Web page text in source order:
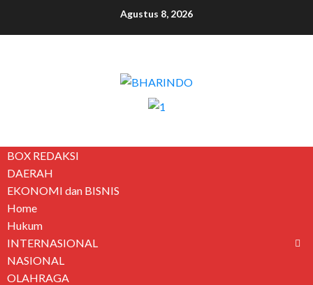
Agustus 8, 2026
BOX REDAKSI
DAERAH
EKONOMI dan BISNIS
Home
Hukum
INTERNASIONAL
NASIONAL
OLAHRAGA